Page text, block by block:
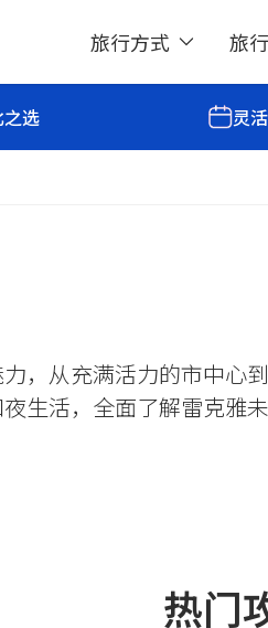
旅行方式 旅
选 灵
，从充满活力的市中心
生活，全面了解雷克雅
热门